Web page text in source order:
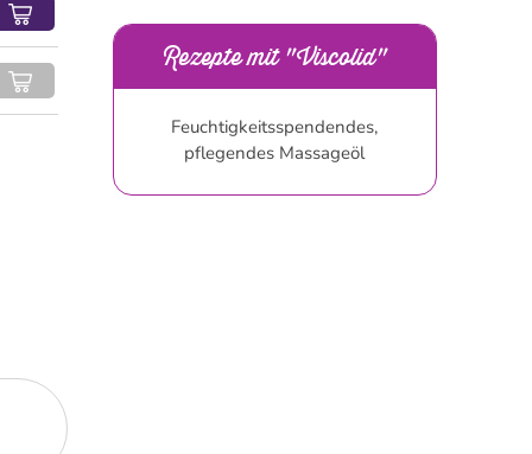
Rezepte mit "Viscolid"
Feuchtigkeitsspendendes,
pflegendes Massageöl